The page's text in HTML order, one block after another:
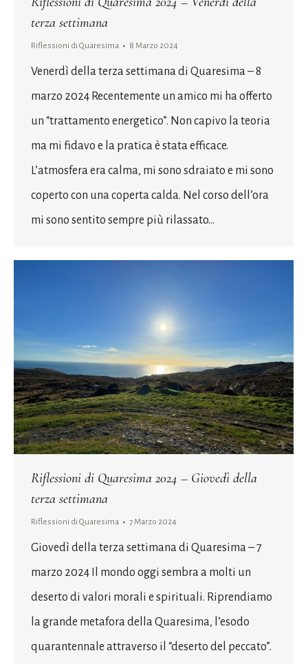
terza settimana
Riflessioni di Quaresima 8 Marzo 2024
Venerdì della terza settimana di Quaresima – 8
marzo 2024 Recentemente un amico mi ha offerto
un “trattamento energetico”. Non capivo la teoria
ma mi fidavo e la pratica è stata efficace.
L’atmosfera era calma, mi sono sdraiato e mi sono
coperto con una coperta calda. Nel corso dell’ora
mi sono sentito sempre più rilassato…
Riflessioni di Quaresima 2024 – Giovedì della
terza settimana
Riflessioni di Quaresima 7 Marzo 2024
Giovedì della terza settimana di Quaresima – 7
marzo 2024 Il mondo oggi sembra a molti un
deserto di valori morali e spirituali. Riprendiamo
la grande metafora della Quaresima, l’esodo
quarantennale attraverso il “deserto del peccato”.